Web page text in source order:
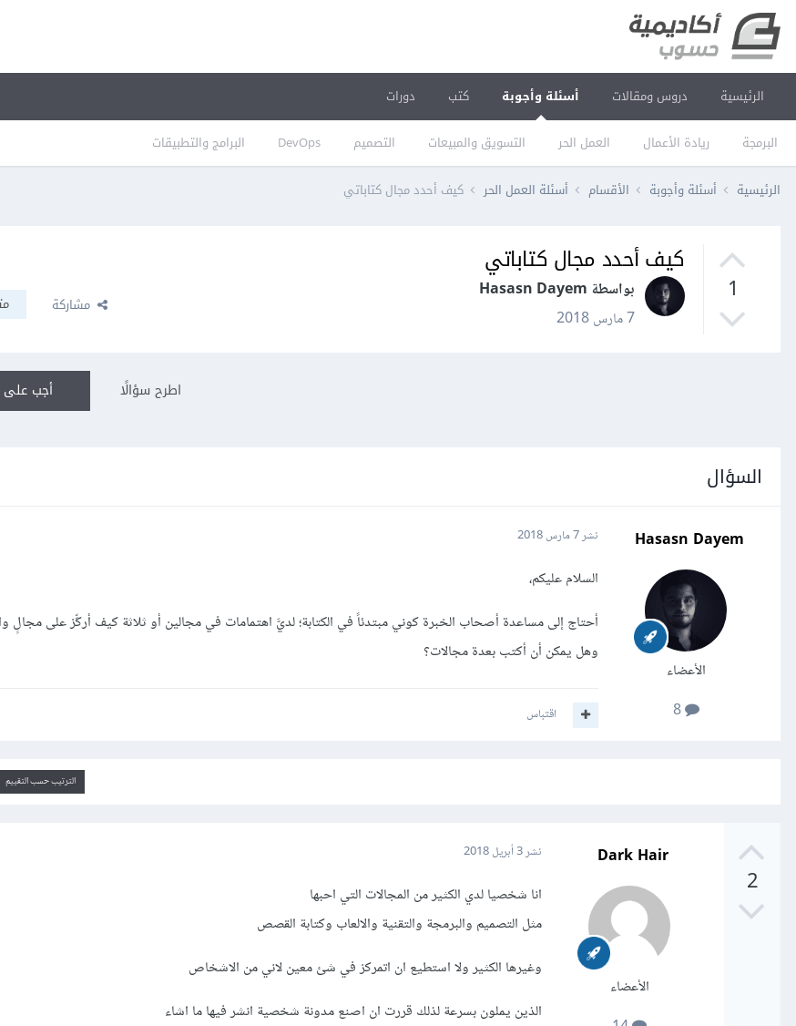
الرئيسية دروس ومقالات أسئلة وأجوبة
البرمجة ريادة الأعمال العمل الحر التسويق والمبيعات التصميم DevOps البرامج والتطبيقات
كتب دورات
الرئيسية أسئلة وأجوبة الأقسام أسئلة العمل الحر كيف أحدد مجال كتاباتي
1
كيف أحدد مجال كتاباتي
بواسطة Hasasn Dayem
7 مارس 2018
مشاركة
أجب على اطرح سؤالًا
السؤال
Hasasn Dayem
الأعضاء
8
نشر7 مارس 2018
السلام عليكم،
أحتاج إلى مساعدة أصحاب الخبرة كوني مبتدئاً في الكتابة؛ لديَّ اهتمامات في مجالين أو ثلاثة كيف أركِّز على مجالٍ
وهل يمكن أن أكتب بعدة مجالات؟
اقتباس
الترتيب حسب التقييم
2
Dark Hair
الأعضاء
نشر3 أبريل 2018
انا شخصيا لدي الكثير من المجالات التي احبها
مثل التصميم والبرمجة والتقنية والالعاب وكتابة القصص
وغيرها الكثير ولا استطيع ان اتمركز في شئ معين لاني من الاشخاص
الذين يملون بسرعة لذلك قررت ان اصنع مدونة شخصية انشر فيها ما اشاء